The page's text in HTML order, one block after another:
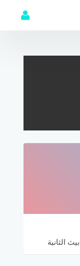
الثانية